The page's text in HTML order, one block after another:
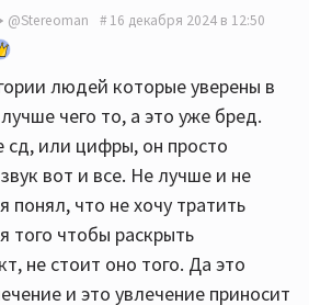
@Stereoman 16 декабря 2024 в 12:50
людей которые уверены в
чего то, а это уже бред.
сд, или цифры, он просто
вот и все. Не лучше и не
понял, что не хочу тратить
того чтобы раскрыть
не стоит оно того. Да это
и это увлечение приносит